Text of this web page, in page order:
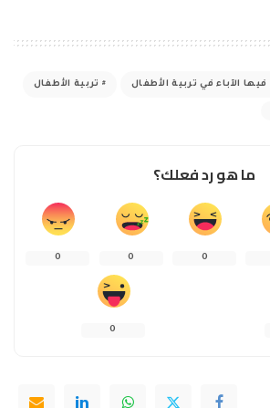
الآباء في تربية الأطفال تربية الأطفال
ما هو رد فعلك؟
0
0
0
0